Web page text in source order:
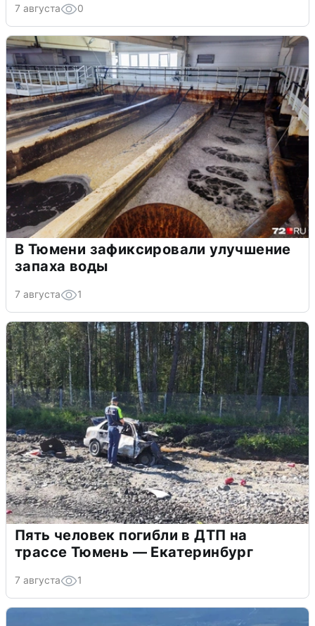
7 августа 0
В Тюмени зафиксировали улучшение
запаха воды
7 августа 1
Пять человек погибли в ДТП на
трассе Тюмень — Екатеринбург
7 августа 1